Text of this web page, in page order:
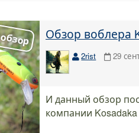
Обзор воблера
2rist 29
И данный обзор
компании